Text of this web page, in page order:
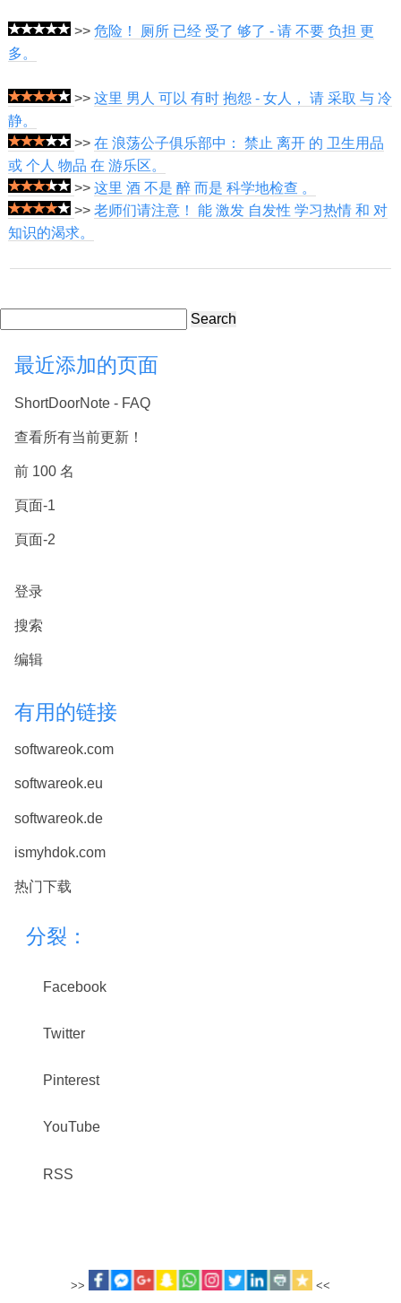
>> 危险！ 厕所 已经 受了 够了 - 请 不要 负担 更
多。
>> 这里 男人 可以 有时 抱怨 - 女人， 请 采取 与 冷
静。
>> 在 浪荡公子俱乐部中： 禁止 离开 的 卫生用品
或 个人 物品 在 游乐区。
>> 这里 酒 不是 醉 而是 科学地检查 。
>> 老师们请注意！ 能 激发 自发性 学习热情 和 对
知识的渴求。
Search
最近添加的页面
ShortDoorNote - FAQ
查看所有当前更新！
前 100 名
頁面-1
頁面-2
登录
搜索
编辑
有用的链接
softwareok.com
softwareok.eu
softwareok.de
ismyhdok.com
热门下载
分裂：
Facebook
Twitter
Pinterest
YouTube
RSS
>>
<<